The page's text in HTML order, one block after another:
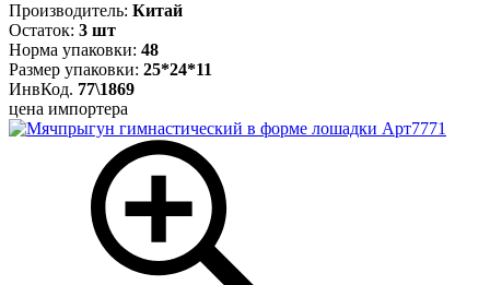
Производитель: Китай
Остаток: 3 шт
Норма упаковки: 48
Размер упаковки: 25*24*11
ИнвКод. 77\1869
цена импортера